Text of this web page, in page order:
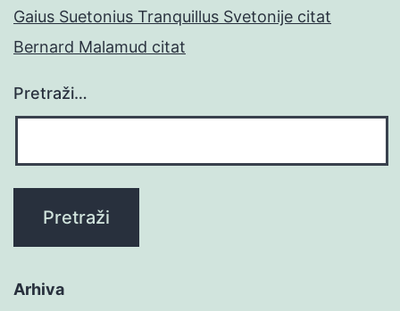
Gaius Suetonius Tranquillus Svetonije citat
Bernard Malamud citat
Pretraži…
Arhiva